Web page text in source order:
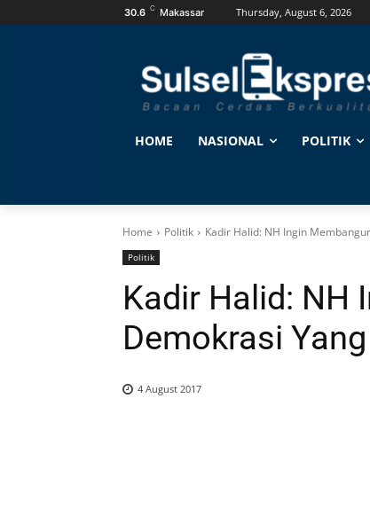
30.6 C Makassar Thursday, August 6, 2026
HOME NASIONAL POLITIK
Home Politik Kadir Halid: NH Ingin
Politik
Kadir Halid: NH
Demokrasi
4 August 2017